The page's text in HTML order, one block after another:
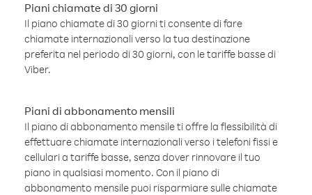
Piani chiamate di 30 giorni
Il piano chiamate di 30 giorni ti consente di fare
chiamate internazionali verso la tua destinazione
preferita nel periodo di 30 giorni, con le tariffe basse di
Viber.
Piani di abbonamento mensili
Il piano di abbonamento mensile ti offre la flessibilità di
effettuare chiamate internazionali verso i telefoni fissi e
cellulari a tariffe basse, senza dover rinnovare il tuo
piano in qualsiasi momento. Con il piano di
abbonamento mensile puoi risparmiare sulle chiamate